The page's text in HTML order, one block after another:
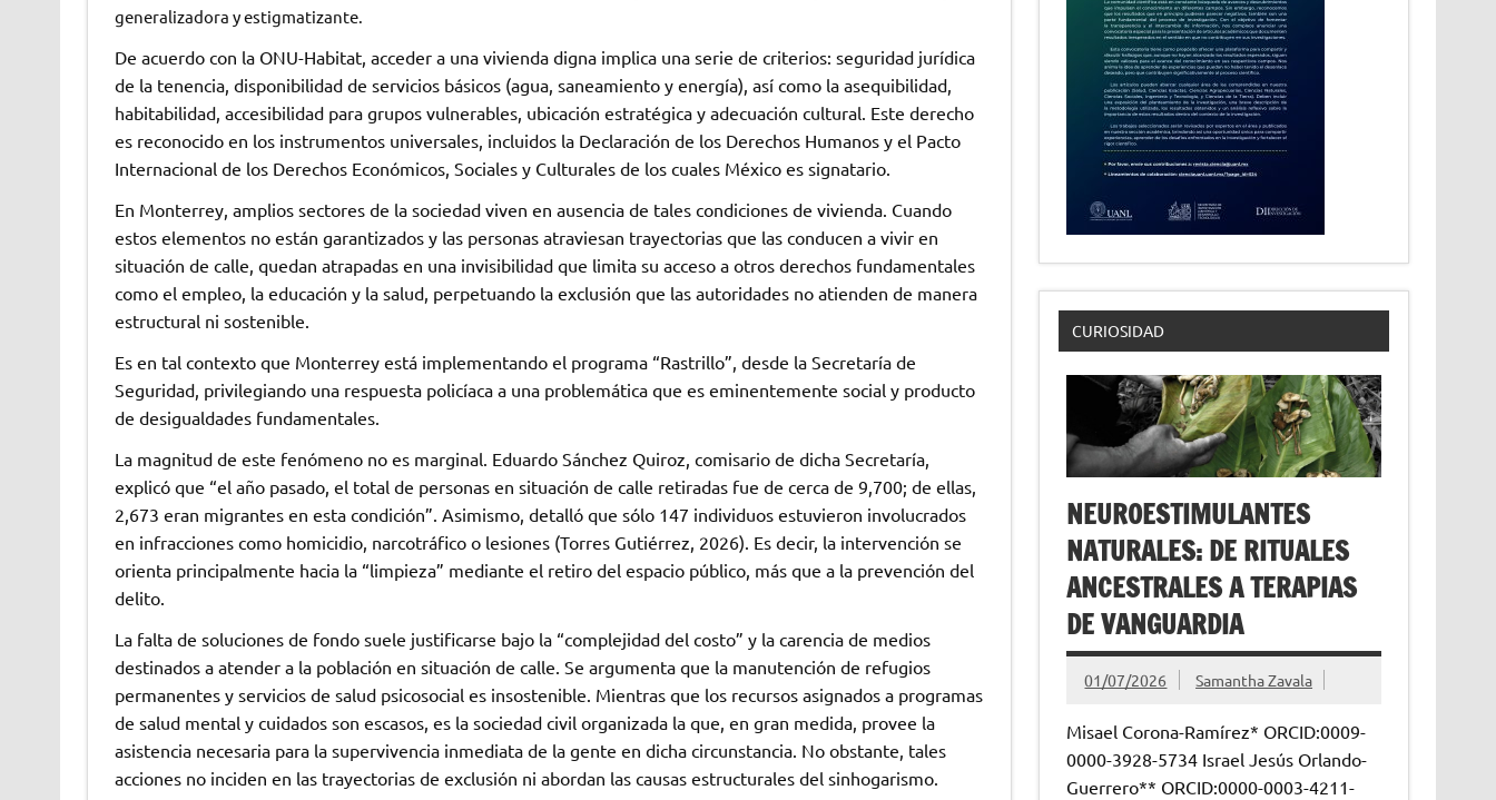
generalizadora y estigmatizante.
De acuerdo con la ONU-Habitat, acceder a una vivienda digna implica una serie de criterios: seguridad jurídica
de la tenencia, disponibilidad de servicios básicos (agua, saneamiento y energía), así como la asequibilidad,
habitabilidad, accesibilidad para grupos vulnerables, ubicación estratégica y adecuación cultural. Este derecho
es reconocido en los instrumentos universales, incluidos la Declaración de los Derechos Humanos y el Pacto
Internacional de los Derechos Económicos, Sociales y Culturales de los cuales México es signatario.
En Monterrey, amplios sectores de la sociedad viven en ausencia de tales condiciones de vivienda. Cuando
estos elementos no están garantizados y las personas atraviesan trayectorias que las conducen a vivir en
situación de calle, quedan atrapadas en una invisibilidad que limita su acceso a otros derechos fundamentales
como el empleo, la educación y la salud, perpetuando la exclusión que las autoridades no atienden de manera
estructural ni sostenible.
Es en tal contexto que Monterrey está implementando el programa “Rastrillo”, desde la Secretaría de
Seguridad, privilegiando una respuesta policíaca a una problemática que es eminentemente social y producto
de desigualdades fundamentales.
La magnitud de este fenómeno no es marginal. Eduardo Sánchez Quiroz, comisario de dicha Secretaría,
explicó que “el año pasado, el total de personas en situación de calle retiradas fue de cerca de 9,700; de ellas,
2,673 eran migrantes en esta condición”. Asimismo, detalló que sólo 147 individuos estuvieron involucrados
en infracciones como homicidio, narcotráfico o lesiones (Torres Gutiérrez, 2026). Es decir, la intervención se
orienta principalmente hacia la “limpieza” mediante el retiro del espacio público, más que a la prevención del
delito.
La falta de soluciones de fondo suele justificarse bajo la “complejidad del costo” y la carencia de medios
destinados a atender a la población en situación de calle. Se argumenta que la manutención de refugios
permanentes y servicios de salud psicosocial es insostenible. Mientras que los recursos asignados a programas
de salud mental y cuidados son escasos, es la sociedad civil organizada la que, en gran medida, provee la
asistencia necesaria para la supervivencia inmediata de la gente en dicha circunstancia. No obstante, tales
acciones no inciden en las trayectorias de exclusión ni abordan las causas estructurales del sinhogarismo.
CURIOSIDAD
NEUROESTIMULANTES
NATURALES: DE RITUALES
ANCESTRALES A TERAPIAS
DE VANGUARDIA
01/07/2026 Samantha Zavala
Misael Corona-Ramírez* ORCID:0009-
0000-3928-5734 Israel Jesús Orlando-
Guerrero** ORCID:0000-0003-4211-